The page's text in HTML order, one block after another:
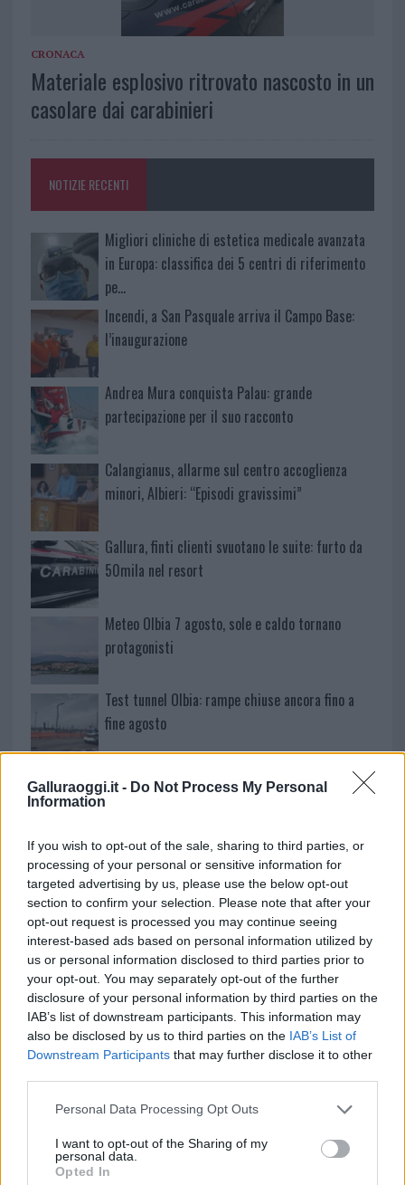
Galluraoggi.it - Do Not Process My Personal
Information
If you wish to opt-out of the sale, sharing to third parties, or
processing of your personal or sensitive information for
targeted advertising by us, please use the below opt-out
section to confirm your selection. Please note that after your
opt-out request is processed you may continue seeing
interest-based ads based on personal information utilized by
us or personal information disclosed to third parties prior to
your opt-out. You may separately opt-out of the further
disclosure of your personal information by third parties on the
IAB’s list of downstream participants. This information may
also be disclosed by us to third parties on the IAB’s List of
Downstream Participants that may further disclose it to other
Please note that this website/app uses one or more Google
not limited to your visit or usage behaviour. You may click to
grant or deny consent to Google and its third-party tags to
use your data for below specified purposes in below Google
Personal Data Processing Opt Outs
I want to opt-out of the Sharing of my
personal data.
Opted In
CRONACA
Materiale esplosivo ritrovato nascosto in un
casolare dai carabinieri
NOTIZIE RECENTI
Migliori cliniche di estetica medicale avanzata
in Europa: classifica dei 5 centri di riferimento
pe…
Incendi, a San Pasquale arriva il Campo Base:
l’inaugurazione
Andrea Mura conquista Palau: grande
partecipazione per il suo racconto
Calangianus, allarme sul centro accoglienza
minori, Albieri: “Episodi gravissimi”
Gallura, finti clienti svuotano le suite: furto da
50mila nel resort
Meteo Olbia 7 agosto, sole e caldo tornano
protagonisti
Test tunnel Olbia: rampe chiuse ancora fino a
fine agosto
NECROLOGIE
Mario Malu
Paolo Pinna
Martina Agostina Diturco